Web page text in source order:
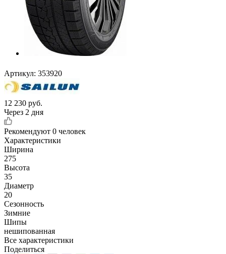
Артикул: 353920
12 230 руб.
Через 2 дня
Рекомендуют 0 человек
Характеристики
Ширина
275
Высота
35
Диаметр
20
Сезонность
Зимние
Шипы
нешипованная
Все характеристики
Поделиться